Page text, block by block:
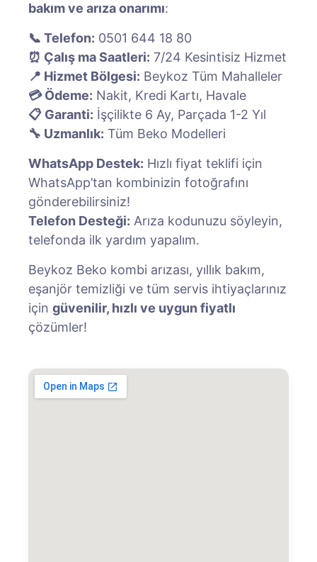
bakım ve arıza onarımı:
📞 Telefon: 0501 644 18 80
⏰ Çalış ma Saatleri: 7/24 Kesintisiz Hizmet
📍 Hizmet Bölgesi: Beykoz Tüm Mahalleler
💳 Ödeme: Nakit, Kredi Kartı, Havale
📋 Garanti: İşçilikte 6 Ay, Parçada 1-2 Yıl
🔧 Uzmanlık: Tüm Beko Modelleri
WhatsApp Destek: Hızlı fiyat teklifi için
WhatsApp’tan kombinizin fotoğrafını
gönderebilirsiniz!
Telefon Desteği: Arıza kodunuzu söyleyin,
telefonda ilk yardım yapalım.
Beykoz Beko kombi arızası, yıllık bakım,
eşanjör temizliği ve tüm servis ihtiyaçlarınız
için güvenilir, hızlı ve uygun fiyatlı
çözümler!